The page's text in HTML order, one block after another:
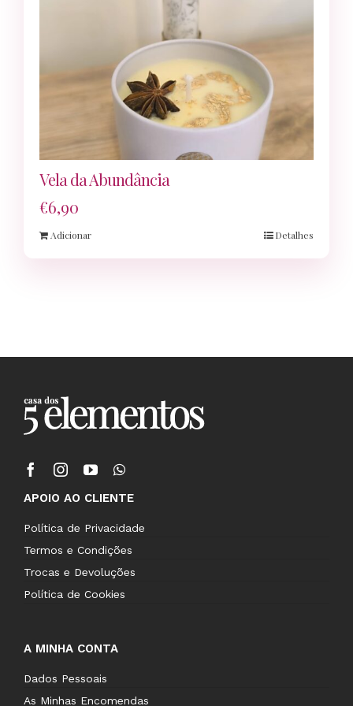
Vela da Abundância
€6,90
Adicionar Detalhes
APOIO AO CLIENTE
Política de Privacidade
Termos e Condições
Trocas e Devoluções
Política de Cookies
A MINHA CONTA
Dados Pessoais
As Minhas Encomendas